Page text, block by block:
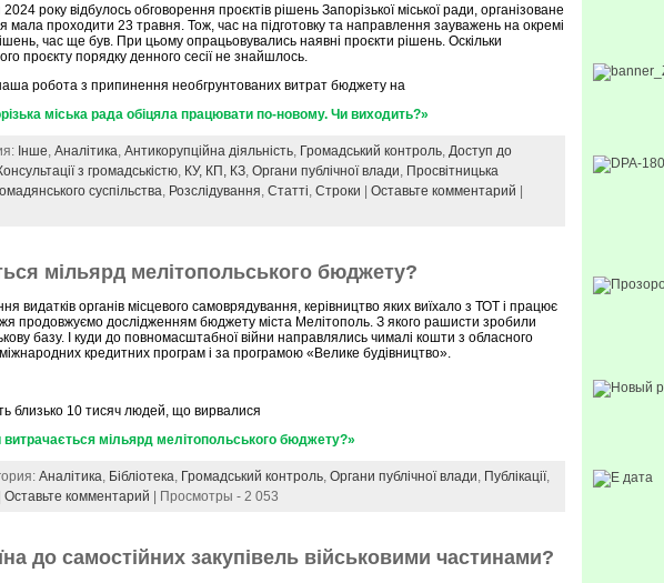
року відбулось обговорення проєктів рішень Запорізької міської ради, організоване
мала проходити 23 травня. Тож, час на підготовку та направлення зауважень на окремі
час ще був. При цьому опрацьовувались наявні проєкти рішень. Оскільки
проєкту порядку денного сесії не знайшлось.
робота з припинення необгрунтованих витрат бюджету на
міська рада обіцяла працювати по-новому. Чи виходить?»
Інше,Аналітика,Антикорупційна діяльність, Громадський контроль,Доступ до
з громадськістю, КУ, КП, КЗ,Органи публічної влади, Просвітницька
суспільства, Розслідування,Статті,Строки |Оставьте комментарий
мільярд мелітопольського бюджету?
видатків органів місцевого самоврядування, керівництво яких виїхало з ТОТ і працює
продовжуємо дослідженням бюджету міста Мелітополь. З якого рашисти зробили
базу. І куди до повномасштабної війни направлялись чималі кошти з обласного
кредитних програм і за програмою «Велике будівництво».
близько 10 тисяч людей, що вирвалися
мільярд мелітопольського бюджету?»
Аналітика, Бібліотека, Громадський контроль,Органи публічної влади, Публікації,
|Оставьте комментарий | Просмотры - 2 053
до самостійних закупівель військовими частинами?